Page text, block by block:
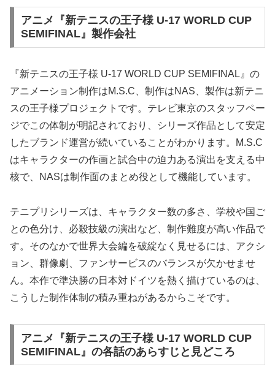
アニメ『新テニスの王子様 U-17 WORLD CUP
SEMIFINAL』製作会社
『新テニスの王子様 U-17 WORLD CUP SEMIFINAL』の
アニメーション制作はM.S.C、制作はNAS、製作は新テニ
スの王子様プロジェクトです。テレビ東京のスタッフペー
ジでこの体制が明記されており、シリーズ作品として安定
したブランド運営が続いていることがわかります。M.S.C
はキャラクターの作画と試合中の迫力ある演出を支える中
核で、NASは制作面のまとめ役として機能しています。
テニプリシリーズは、キャラクター数の多さ、学校や国ご
との色分け、必殺技級の演出など、制作難度が高い作品で
す。そのなかで世界大会編を破綻なく見せるには、アクシ
ョン、群像劇、ファンサービスのバランスが欠かせませ
ん。本作で準決勝の日本対ドイツを熱く描けているのは、
こうした制作体制の積み重ねがあるからこそです。
アニメ『新テニスの王子様 U-17 WORLD CUP
SEMIFINAL』の各話のあらすじと見どころ